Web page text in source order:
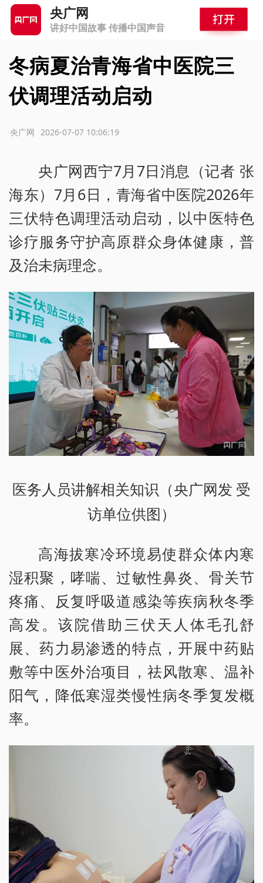
央广网
讲好中国故事 传播中国声音
冬病夏治青海省中医院三
伏调理活动启动
2026-07-07 10:06:19
央广网
央广网西宁7月7日消息（记者 张
海东）7月6日，青海省中医院2026年
三伏特色调理活动启动，以中医特色
诊疗服务守护高原群众身体健康，普
及治未病理念。
医务人员讲解相关知识（央广网发 受
访单位供图）
高海拔寒冷环境易使群众体内寒
湿积聚，哮喘、过敏性鼻炎、骨关节
疼痛、反复呼吸道感染等疾病秋冬季
高发。该院借助三伏天人体毛孔舒
展、药力易渗透的特点，开展中药贴
敷等中医外治项目，祛风散寒、温补
阳气，降低寒湿类慢性病冬季复发概
率。